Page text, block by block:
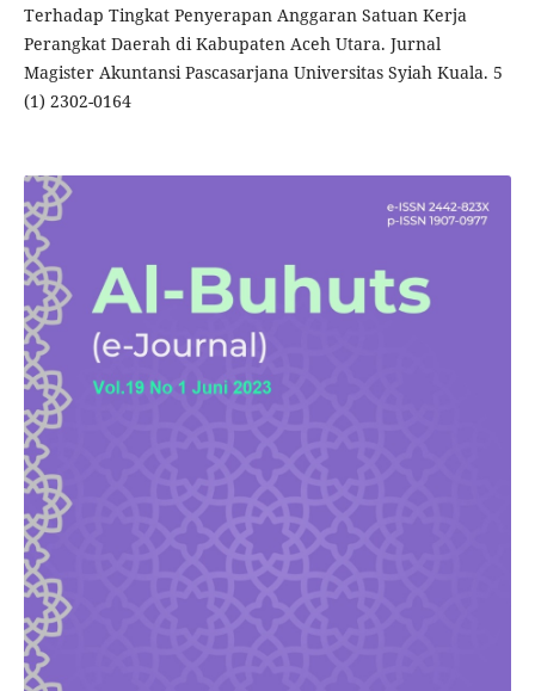
Terhadap Tingkat Penyerapan Anggaran Satuan Kerja
Perangkat Daerah di Kabupaten Aceh Utara. Jurnal
Magister Akuntansi Pascasarjana Universitas Syiah Kuala. 5
(1) 2302-0164